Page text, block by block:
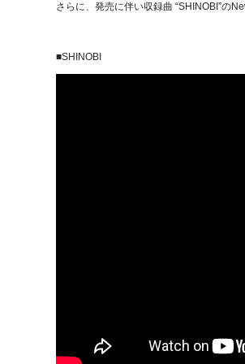
さらに、発売に伴い収録曲 “SHINOBI”の
■SHINOBI